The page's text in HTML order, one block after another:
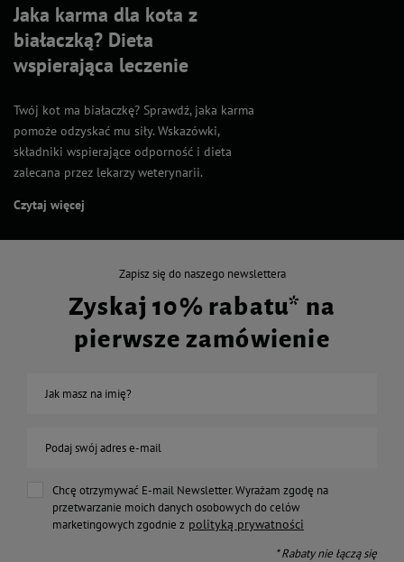
Jaka karma dla kota z
białaczką? Dieta
wspierająca leczenie
Twój kot ma białaczkę? Sprawdź, jaka karma
pomoże odzyskać mu siły. Wskazówki,
składniki wspierające odporność i dieta
zalecana przez lekarzy weterynarii.
Czytaj więcej
Zapisz się do naszego newslettera
Zyskaj 10% rabatu* na
pierwsze zamówienie
Jak masz na imię?
Podaj swój adres e-mail
Chcę otrzymywać E-mail Newsletter. Wyrażam zgodę na
przetwarzanie moich danych osobowych do celów
marketingowych zgodnie z polityką prywatności
* Rabaty nie łączą się